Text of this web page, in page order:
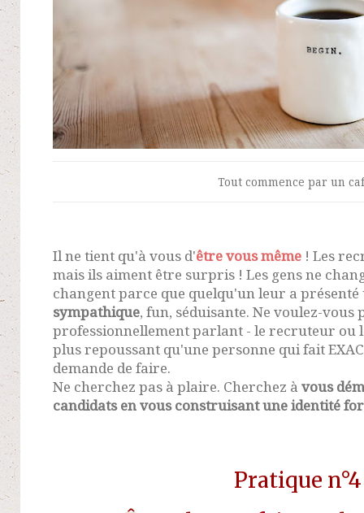
Tout commence par un
Il ne tient qu'à vous d'être vous même ! Les
mais ils aiment être surpris ! Les gens ne
changent parce que quelqu'un leur a
sympathique, fun, séduisante. Ne voulez-vous
professionnellement parlant - le recruteur ou
plus repoussant qu'une personne qui fait
demande de faire.
Ne cherchez pas à plaire. Cherchez à vous
candidats en vous construisant une identité
Pratique n°4